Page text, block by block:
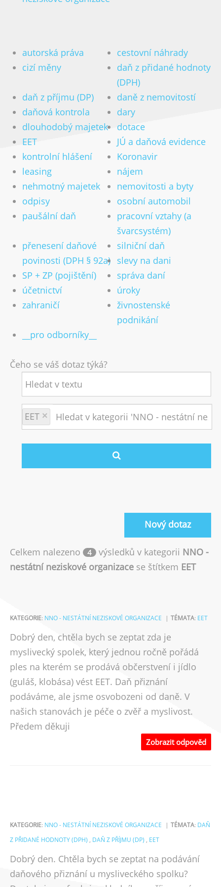
Dodatečné uplatnění slev zaměstnancem
Vrácení přeplatku na dani
Zdanění zahraničních příjmů
Archiv informací
Kontakt
Kariéra
CZ DE EN
Přijímáme nové klienty
autorská práva
cestovní náhrady
cizí měny
daň z přidané hodnoty
(DPH)
daň z příjmu (DP)
daně z nemovitostí
daňová kontrola
dary
dlouhodobý majetek
dotace
EET
JÚ a daňová evidence
kontrolní hlášení
Koronavir
leasing
nájem
nehmotný majetek
nemovitosti a byty
odpisy
osobní automobil
paušální daň
pracovní vztahy (a
švarcsystém)
přenesení daňové
povinosti (DPH § 92a)
silniční daň
slevy na dani
SP + ZP (pojištění)
správa daní
účetnictví
úroky
zahraničí
živnostenské
podnikání
__pro odborníky__
Čeho se váš dotaz týká?
EET ×
Nový dotaz
Celkem nalezeno 4 výsledků v kategorii NNO -
nestátní neziskové organizace se štítkem EET
KATEGORIE: NNO - NESTÁTNÍ NEZISKOVÉ ORGANIZACE TÉMATA: EET
Dobrý den, chtěla bych se zeptat zda je
myslivecký spolek, který jednou ročně pořádá
ples na kterém se prodává občerstvení i jídlo
(guláš, klobása) vést EET. Daň přiznání
podáváme, ale jsme osvobozeni od daně. V
našich stanovách je péče o zvěř a myslivost.
Předem děkuji
Zobrazit odpověd
KATEGORIE: NNO - NESTÁTNÍ NEZISKOVÉ ORGANIZACE TÉMATA: DAŇ
Z PŘIDANÉ HODNOTY (DPH) , DAŇ Z PŘÍJMU (DP) , EET
Dobrý den. Chtěla bych se zeptat na podávání
daňového přiznání u mysliveckého spolku?